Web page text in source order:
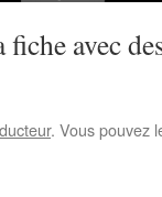
avec
. Vous pouvez